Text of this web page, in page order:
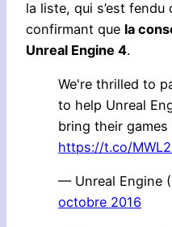
la liste, qui s’est fendu
confirmant que la
Unreal Engine 4.
We're thrilled to
to help Unreal
bring their
https://t.co/
— Unreal Engine
octobre 2016